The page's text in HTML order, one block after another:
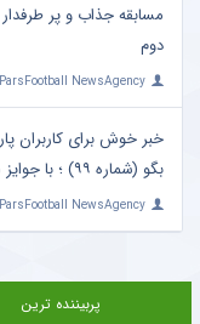
دوم
ParsFootball NewsAgency
خبر خوش برای کاربران
بگو (شماره ۹۹) ؛ با جوایز میلیونی !
ParsFootball NewsAgency
پربیننده ترین